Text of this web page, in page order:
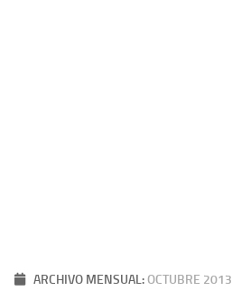
ARCHIVO MENSUAL:OCTUBRE 2013